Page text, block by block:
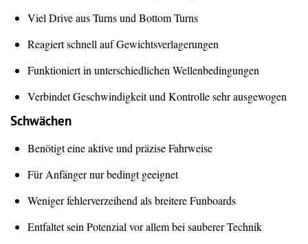
Viel Drive aus Turns und Bottom Turns
Reagiert schnell auf Gewichtsverlagerungen
Funktioniert in unterschiedlichen Wellenbedingungen
Verbindet Geschwindigkeit und Kontrolle sehr ausgewogen
Schwächen
Benötigt eine aktive und präzise Fahrweise
Für Anfänger nur bedingt geeignet
Weniger fehlerverzeihend als breitere Funboards
Entfaltet sein Potenzial vor allem bei sauberer Technik